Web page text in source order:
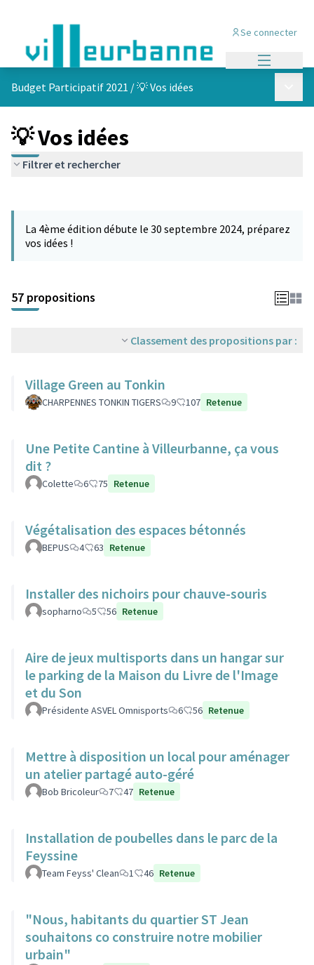
Se connecter
Budget Participatif 2021 /💡 Vos idées
💡 Vos idées
Filtrer et rechercher
La 4ème édition débute le 30 septembre 2024, préparez
vos idées !
57 propositions
Classement des propositions par :
Village Green au Tonkin
CHARPENNES TONKIN TIGERS 9 107 Retenue
Une Petite Cantine à Villeurbanne, ça vous
dit ?
Colette 6 75 Retenue
Végétalisation des espaces bétonnés
BEPUS 4 63 Retenue
Installer des nichoirs pour chauve-souris
sopharno 5 56 Retenue
Aire de jeux multisports dans un hangar sur
le parking de la Maison du Livre de l'Image
et du Son
Présidente ASVEL Omnisports 6 56 Retenue
Mettre à disposition un local pour aménager
un atelier partagé auto-géré
Bob Bricoleur 7 47 Retenue
Installation de poubelles dans le parc de la
Feyssine
Team Feyss' Clean 1 46 Retenue
"Nous, habitants du quartier ST Jean
souhaitons co construire notre mobilier
urbain"